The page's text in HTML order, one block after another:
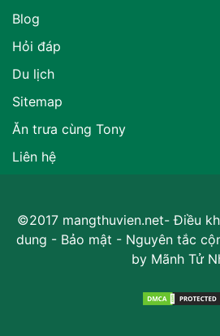
Blog
Hỏi đáp
Du lịch
Sitemap
Ăn trưa cùng Tony
Liên hệ
©2017 mangthuvien.net-Điều
dung - Bảo mật - Nguyên tắc
by Mãnh Tử